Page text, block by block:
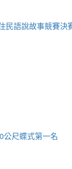
民語說故事競賽決
公尺蝶式第一名